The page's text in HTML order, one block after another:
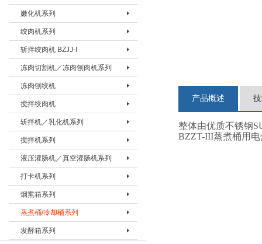
盐水配置机BPZJ-600
盐水注射器BZSQ-II
盐水注射机BZSJ-12
盐水注射机BZSJ-20
盐水注射机BZSJ-52
盐水注射机 BZSJ-30H
真空搅拌按摩机 BAMJ-60L
真空搅拌按摩机 BAMJ-125L
真空搅拌按摩机 BAMJ-280L
真空滚揉机BVRJ-40
真空滚揉机BVRJ-150
真空滚揉机BVRJ-280
真空滚揉机BVRJ-350
真空滚揉机BVRJ-500
真空滚揉机BVRJ-750
真空滚揉机BVRJ-1000
真空滚揉机BVRJ-1500
真空滚揉机BVRJ-3000
嫩化机系列
嫩化机BNHJ-I
嫩化机BNHJ-II
嫩化机BNHJ-III
绞肉机系列
绞肉机BJRJ-82
绞肉机BJRJ-98A
绞肉机BJRJ-98B
绞肉机BJRJ-130
绞肉机BJRJ-160A
绞肉机BJRJ-160B
绞肉机BJRJ-200A
冻肉绞肉机BJRJ-200D
斩拌绞肉机 BZJJ-I
斩拌绞肉机BJZJ-40
冻肉切割机／冻肉刨肉机系列
冻肉切割机BDQJ-I
冻肉刨肉机BBRJ-II
冻肉刨绞机
冻肉刨绞机 BBJJ-130
冻肉刨绞机BBJJ-200
搅拌绞肉机
搅拌绞肉机BBJJ-80
搅拌绞肉机BBJJ-180
斩拌机／乳化机系列
斩拌机BZBJ-20
斩拌机BZBJ-40
斩拌机BZBJ-40B
斩拌机BZBJ-80
斩拌机BZBJ-80B
斩拌机BZBJ-130
搅拌机系列
搅拌机BJBJ-60F
搅拌机BJBJ-150F
搅拌机BJBJ-300D
搅拌机BJBJ-300FS
搅拌机BJBJ-300
液压灌肠机／真空灌肠机系列
液压灌肠机BYGJ-20
真空灌肠机BVGJ-2000
真空灌肠机BVGJ-4000
真空灌肠机BVGJ-6000
打卡机系列
打卡机BDKJ-I
打卡机BDKJ-II-S
打卡机BDKJ-II-C
烟熏箱系列
烟熏箱BYXX-50
烟熏箱BYXX-I
蒸煮桶/冷却桶系列
蒸煮桶BZZT-I
发酵箱系列
产品概述
整体由优质不锈钢
BZZT-III蒸煮桶用